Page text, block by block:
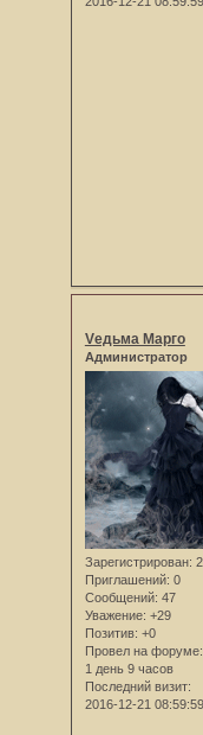
Vедьма Марго
Администратор
Зарегистрирован:
Приглашений: 0
Сообщений: 47
Уважение: +29
Позитив: +0
Провел на форуме:
1 день 9 часов
Последний визит:
2016-12-21 08:59:59